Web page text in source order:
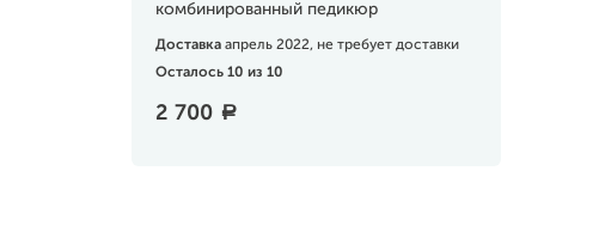
комбинированный педикюр
Доставка апрель 2022, не требует доставки
Осталось 10 из 10
2 700 a